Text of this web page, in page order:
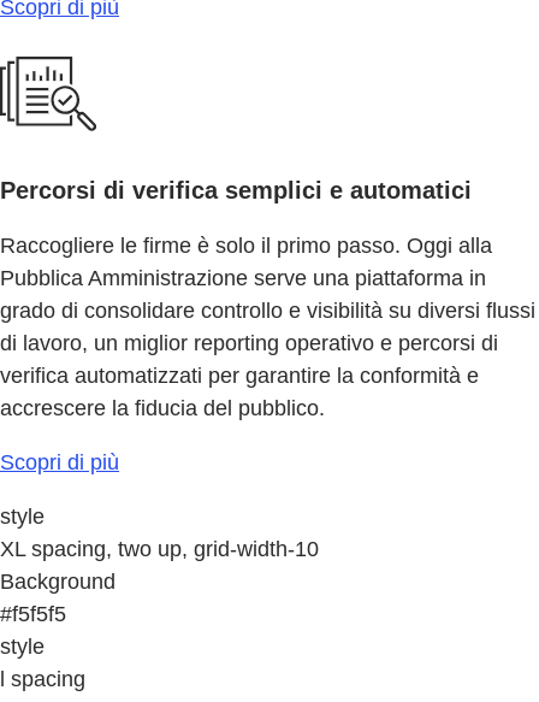
Scopri di più
Percorsi di verifica semplici e automatici
Raccogliere le firme è solo il primo passo. Oggi alla
Pubblica Amministrazione serve una piattaforma in
grado di consolidare controllo e visibilità su diversi flussi
di lavoro, un miglior reporting operativo e percorsi di
verifica automatizzati per garantire la conformità e
accrescere la fiducia del pubblico.
Scopri di più
style
XL spacing, two up, grid-width-10
Background
#f5f5f5
style
l spacing